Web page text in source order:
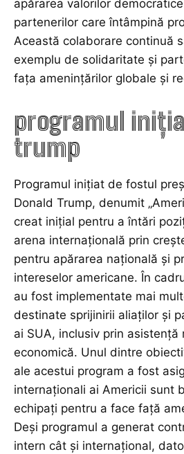
apărarea valorilor
partenerilor care întâmpină
Această colaborare continuă
exemplu de solidaritate și
fața amenințărilor globale și
programul
trump
Programul inițiat de fostul
Donald Trump, denumit
creat inițial pentru a întări
arena internațională prin
pentru apărarea națională și
intereselor americane. În
au fost implementate mai
destinate sprijinirii aliaților și
ai SUA, inclusiv prin asistență
economică. Unul dintre
ale acestui program a fost
internaționali ai Americii sunt
echipați pentru a face față
Deși programul a generat
intern cât și internațional,